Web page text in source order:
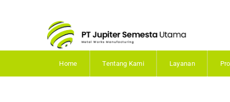
Home Tentang Kami Layanan